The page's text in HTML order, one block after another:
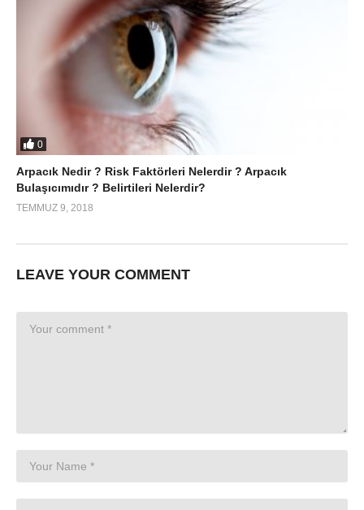
0
Arpacık Nedir ? Risk Faktörleri Nelerdir ? Arpacık
Bulaşıcımıdır ? Belirtileri Nelerdir?
TEMMUZ 9, 2018
LEAVE YOUR COMMENT